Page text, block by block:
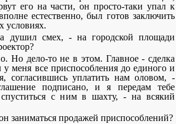
его на части, он просто-таки упал к
естественно, был готов заключить
условиях.
душил смех, - на городской площади
Но дело-то не в этом. Главное - сделка
у меня все приспособления до единого и
согласившись уплатить нам оловом, -
подписано, и я передам тебе
с ним в шахту, - на всякий
заниматься продажей приспособлений?